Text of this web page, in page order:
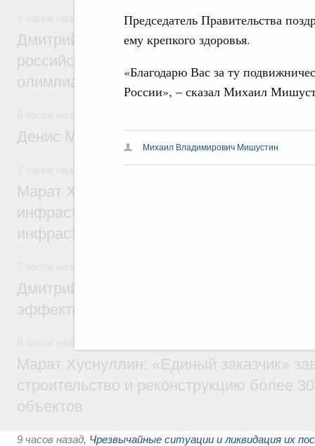
Председатель Правительства
ему крепкого здоровья.
«Благодарю Вас за ту
России», – сказал Михаил
Михаил Владимирович Мишустин
Отрасль информационных технологий
Дмитрий Чернышенко и Сергей Кравцов
российскую сборную с победой на
олимпиаде по искусственному
Денис Мантуров посетил Ярославскую
Марат Хуснуллин: 15 объектов
инфраструктуры построили и обновили
инфраструктурным кредитам
Дмитрий Патрушев: Синхронизация
эффективность поддержки сельских
Марат Хуснуллин: «Единый заказчик»
строительство и реконструкцию более
объектов
9 часов назад, Чрезвычайные ситуации и ликвидация их